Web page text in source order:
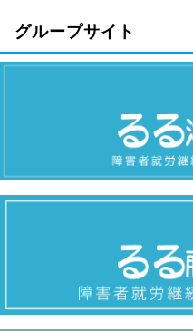
グループサイト